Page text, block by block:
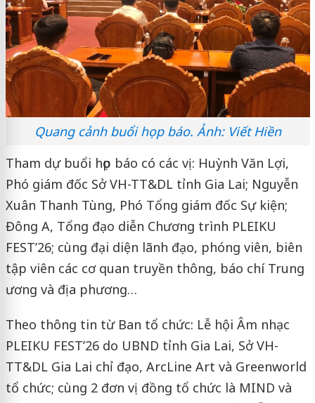
Quang cảnh buổi họp báo. Ảnh: Viết Hiền
Tham dự buổi họp báo có các vị: Huỳnh Văn Lợi,
Phó giám đốc Sở VH-TT&DL tỉnh Gia Lai; Nguyễn
Xuân Thanh Tùng, Phó Tổng giám đốc Sự kiện;
Đông A, Tổng đạo diễn Chương trình PLEIKU
FEST’26; cùng đại diện lãnh đạo, phóng viên, biên
tập viên các cơ quan truyền thông, báo chí Trung
ương và địa phương…
Theo thông tin từ Ban tổ chức: Lễ hội Âm nhạc
PLEIKU FEST’26 do UBND tỉnh Gia Lai, Sở VH-
TT&DL Gia Lai chỉ đạo, ArcLine Art và Greenworld
tổ chức; cùng 2 đơn vị đồng tổ chức là MIND và